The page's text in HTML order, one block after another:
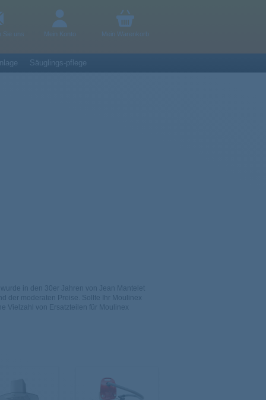
Sie uns Mein Konto Mein Warenkorb
Säuglings-pflege
in den 30er Jahren von Jean Mantelet
der moderaten Preise. Sollte Ihr Moulinex
Vielzahl von Ersatzteilen für Moulinex